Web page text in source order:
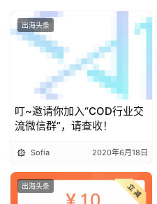
出海头条
叮~邀请你加入“COD行业交
流微信群”，请查收！
Sofia 2020年6月18日
出海头条